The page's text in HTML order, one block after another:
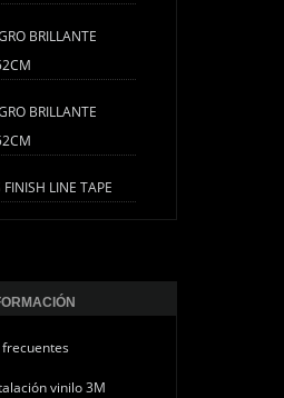
BRILLANTE
BRILLANTE
FINISH LINE TAPE
vinilo 3M